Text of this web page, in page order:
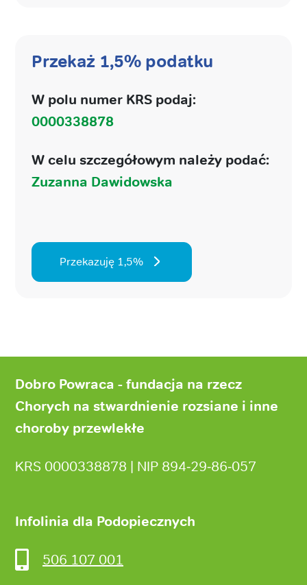
Przekaż 1,5% podatku
W polu numer KRS podaj:
0000338878
W celu szczegółowym należy podać:
Zuzanna Dawidowska
Przekazuję 1,5%
stronyDobro Powraca - fundacja na rzecz
Chorych na stwardnienie rozsiane i inne
choroby przewlekłe
KRS 0000338878 | NIP 894‑29‑86‑057
Infolinia dla Podopiecznych
506 107 001